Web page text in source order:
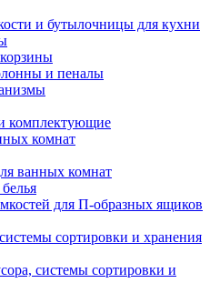
и бутылочницы для кухни
и пеналы
комплектующие
комнат
ванных комнат
для П-образных ящиков
сортировки и хранения
системы сортировки и